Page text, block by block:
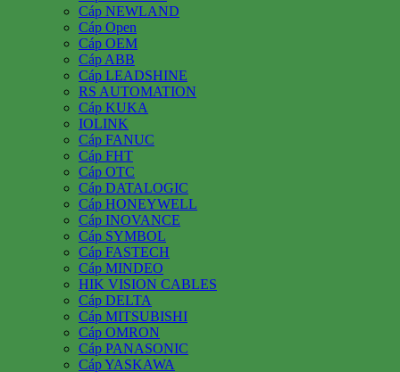
Cáp NEWLAND
Cáp Open
Cáp OEM
Cáp ABB
Cáp LEADSHINE
RS AUTOMATION
Cáp KUKA
IOLINK
Cáp FANUC
Cáp FHT
Cáp OTC
Cáp DATALOGIC
Cáp HONEYWELL
Cáp INOVANCE
Cáp SYMBOL
Cáp FASTECH
Cáp MINDEO
HIK VISION CABLES
Cáp DELTA
Cáp MITSUBISHI
Cáp OMRON
Cáp PANASONIC
Cáp YASKAWA